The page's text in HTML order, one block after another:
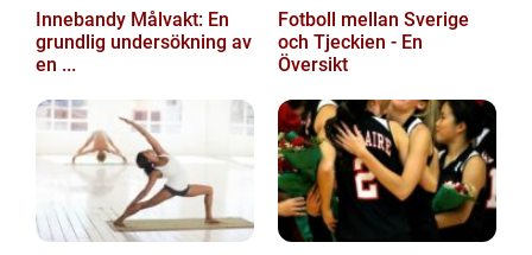
Innebandy Målvakt: En
grundlig undersökning av
en ...
Fotboll mellan Sverige
och Tjeckien - En
Översikt